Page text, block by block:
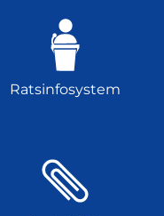
Ratsinfosystem